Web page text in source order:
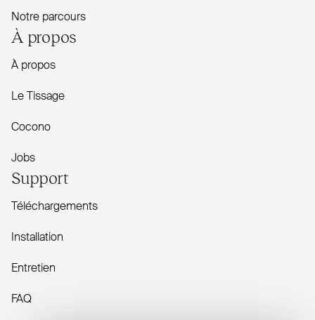
Notre parcours
À propos
À propos
Le Tissage
Cocono
Jobs
Support
Téléchargements
Installation
Entretien
FAQ